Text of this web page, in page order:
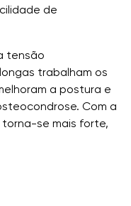
de
tensão
trabalham os
a postura e
Com a
se mais forte,